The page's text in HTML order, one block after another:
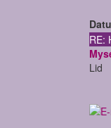
RE:
Lid